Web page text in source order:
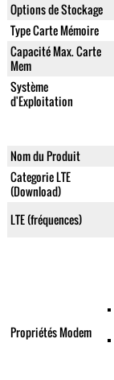
Options de Stockage
Type Carte Mémoire
Capacité Max. Carte
Mem
Système
d'Exploitation
Nom du Produit
Categorie LTE
(Download)
LTE (fréquences)
Propriétés Modem